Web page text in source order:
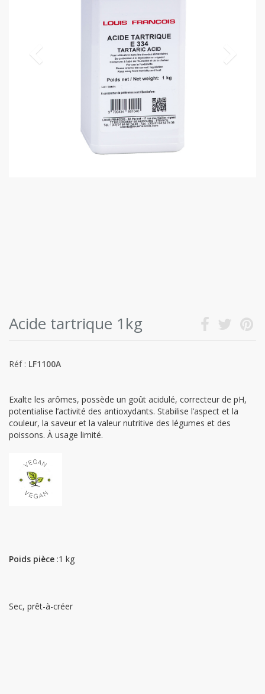
Acide tartrique 1kg
Réf : LF1100A
Exalte les arômes, possède un goût acidulé, correcteur de pH,
potentialise l’activité des antioxydants. Stabilise l’aspect et la
couleur, la saveur et la valeur nutritive des légumes et des
poissons. À usage limité.
Poids pièce :1 kg
Sec, prêt-à-créer